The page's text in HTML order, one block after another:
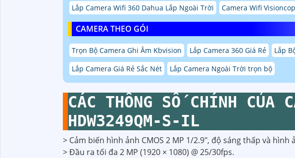
Lắp Camera Wifi 360 Dahua Lắp Ngoài Trời
Camera Wifi Visioncop
CAMERA THEO GÓI
Trọn Bộ Camera Ghi Âm Kbvision Lắp Camera 360 Giá Rẻ
Lắp
Lắp Camera Giá Rẻ Sắc Nét
Lắp Camera Ngoài Trời trọn bộ
CÁC THÔNG SỐ CHÍNH CỦA
HDW3249QM-S-IL
> Cảm biến hình ảnh CMOS 2 MP 1/2.9", độ sáng thấp và hình
> Đầu ra tối đa 2 MP (1920 × 1080) @ 25/30fps.